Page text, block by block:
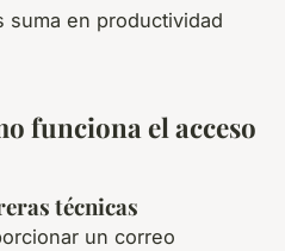
suma en productividad
funciona el acceso
técnicas
un correo